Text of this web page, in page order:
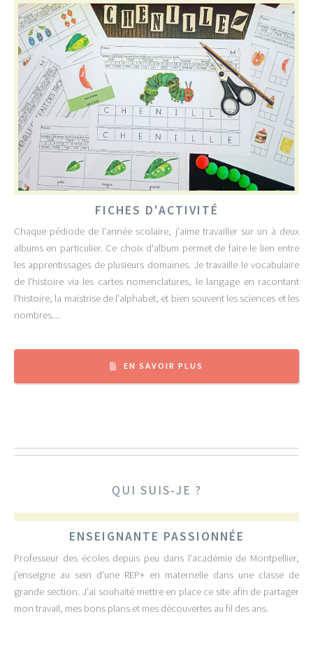
FICHES D'ACTIVITÉ
Chaque pédiode de l'année scolaire, j'aime travailler sur un à deux
albums en particulier. Ce choix d'album permet de faire le lien entre
les apprentissages de plusieurs domaines. Je travaille le vocabulaire
de l'histoire via les cartes nomenclatures, le langage en racontant
l'histoire, la maistrise de l'alphabet, et bien souvent les sciences et les
nombres....
EN SAVOIR PLUS
QUI SUIS-JE ?
ENSEIGNANTE PASSIONNÉE
Professeur des écoles depuis peu dans l'académie de Montpellier,
j'enseigne au sein d'une REP+ en maternelle dans une classe de
grande section. J'ai souhaité mettre en place ce site afin de partager
mon travail, mes bons plans et mes découvertes au fil des ans.